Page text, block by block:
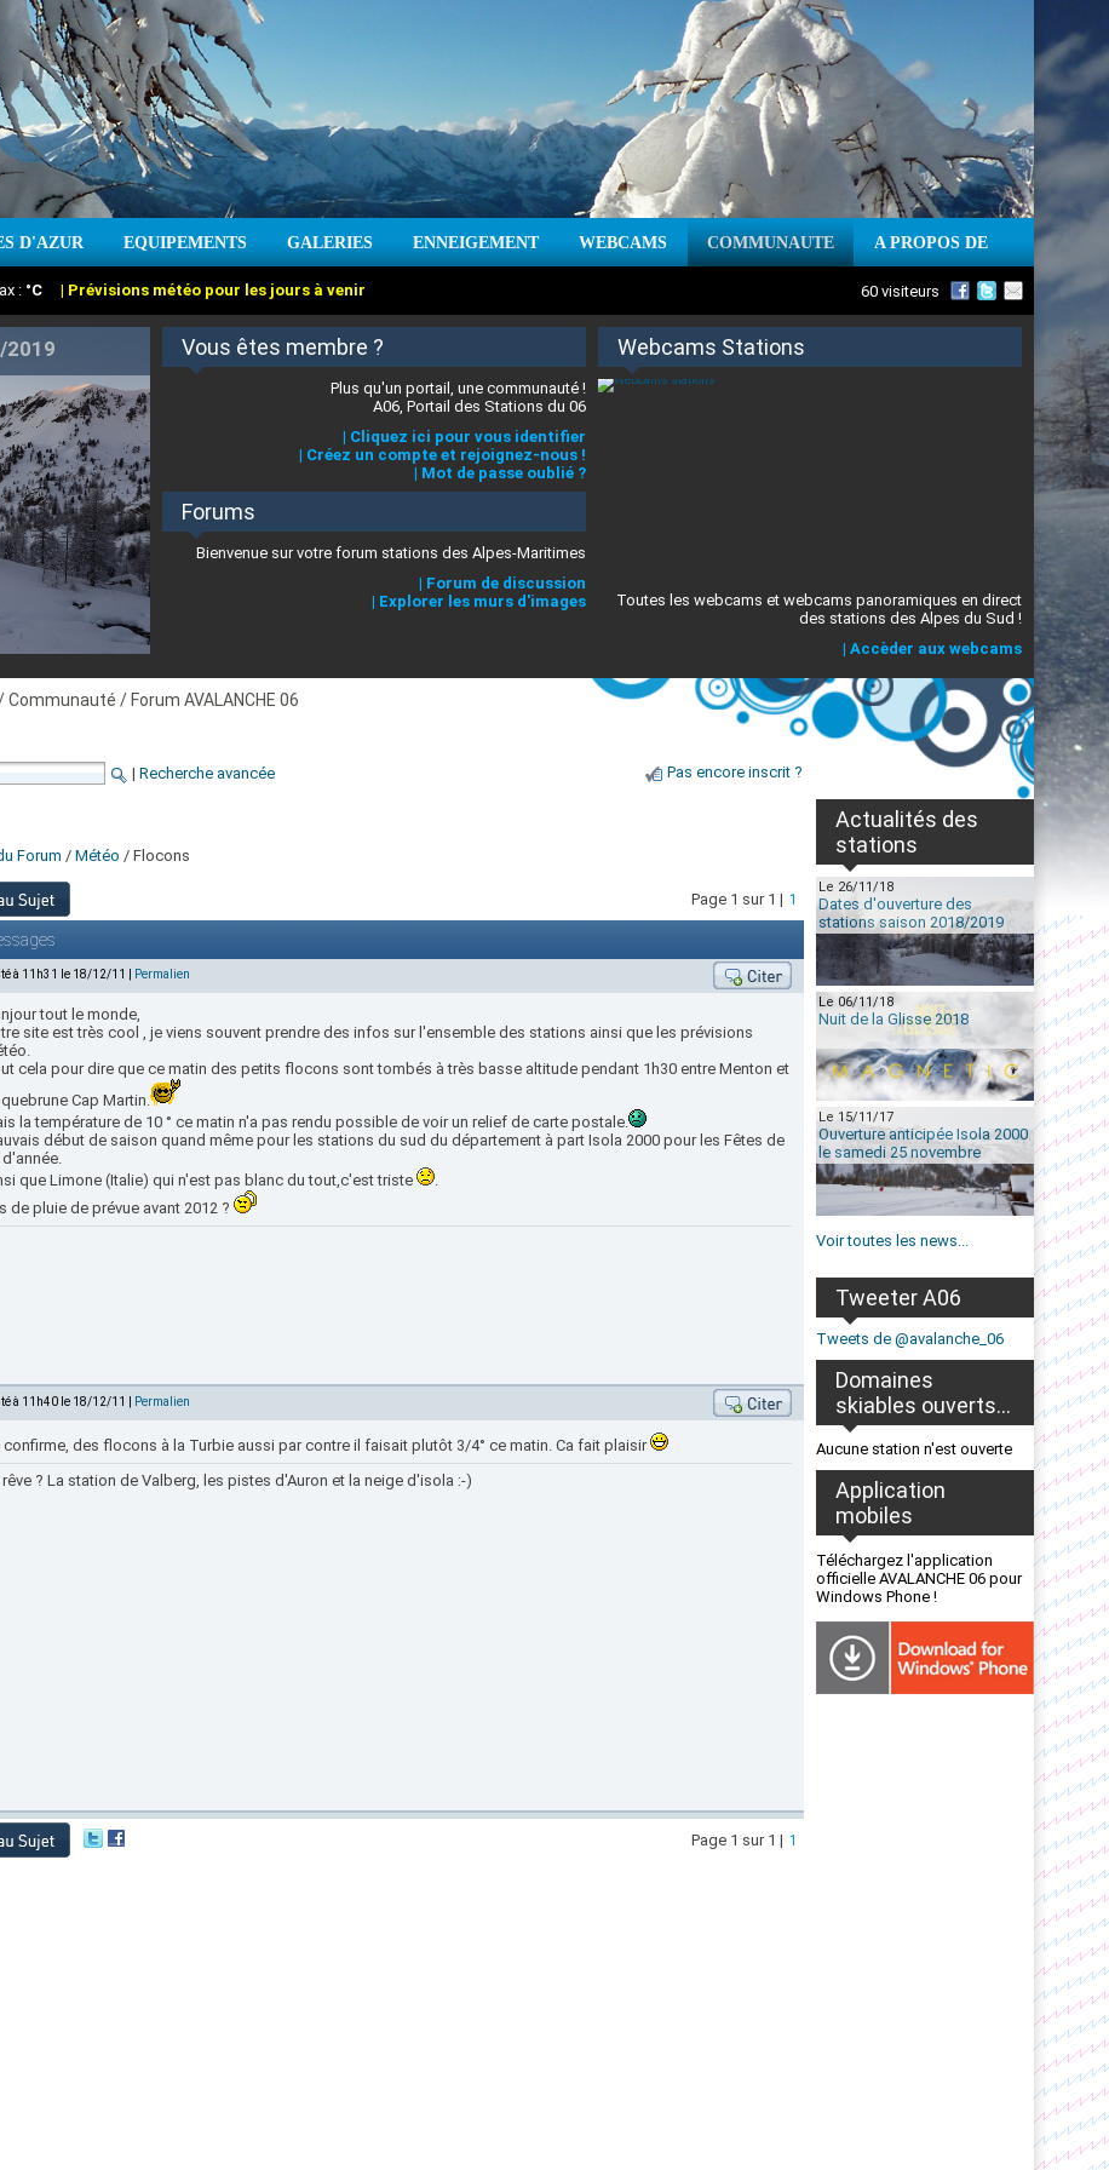
D'AZUR EQUIPEMENTS GALERIES ENNEIGEMENT WEBCAMS COMMUNAUTE A PROPOS DE
:°C |Prévisions météo pour les jours à venir
:cm Vent : |Prévisions météo pour les jours à venir
stations des Alpes-Maritimes
60 visiteurs
Vous êtes membre ?
Plus qu'un portail, une communauté !
A06, Portail des Stations du 06
| Cliquez ici pour vous identifier
| Créez un compte et rejoignez-nous !
| Mot de passe oublié ?
Forums
Bienvenue sur votre forum stations des Alpes-Maritimes
| Forum de discussion
| Explorer les murs d'images
Webcams Stations
Toutes les webcams et webcams panoramiques en direct
des stations des Alpes du Sud !
| Accèder aux webcams
Communauté / Forum AVALANCHE 06
| Recherche avancée Pas encore inscrit ?
Forum / Météo / Flocons
Page 1 sur 1 | 1
à 11h31 le 18/12/11 | Permalien
tout le monde,
site est très cool , je viens souvent prendre des infos sur l'ensemble des stations ainsi que les prévisions
cela pour dire que ce matin des petits flocons sont tombés à très basse altitude pendant 1h30 entre Menton et
Cap Martin.
la température de 10 ° ce matin n'a pas rendu possible de voir un relief de carte postale.
début de saison quand même pour les stations du sud du département à part Isola 2000 pour les Fêtes de
que Limone (Italie) qui n'est pas blanc du tout,c'est triste
.
de pluie de prévue avant 2012 ?
à 11h40 le 18/12/11 | Permalien
confirme, des flocons à la Turbie aussi par contre il faisait plutôt 3/4° ce matin. Ca fait plaisir
rêve ? La station de Valberg, les pistes d'Auron et la neige d'isola :-)
Page 1 sur 1 | 1
Actualités des
stations
Le 26/11/18
Dates d'ouverture des
stations saison 2018/2019
Le 06/11/18
Nuit de la Glisse 2018
Le 15/11/17
Ouverture anticipée Isola 2000
le samedi 25 novembre
Voir toutes les news...
Tweeter A06
Tweets de @avalanche_06
Domaines
skiables ouverts...
Aucune station n'est ouverte
Application
mobiles
Téléchargez l'application
officielle AVALANCHE 06 pour
Windows Phone !